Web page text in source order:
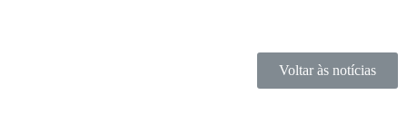
Voltar às notícias